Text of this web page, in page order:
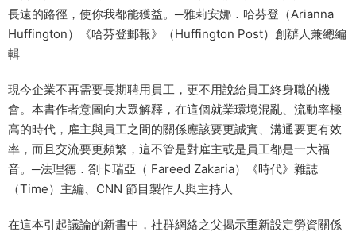
長遠的路徑，使你我都能獲益。─雅莉安娜．哈芬登（Arianna
Huffington）《哈芬登郵報》（Huffington Post）創辦人兼總編
輯
現今企業不再需要長期聘用員工，更不用說給員工終身職的機
會。本書作者意圖向大眾解釋，在這個就業環境混亂、流動率極
高的時代，雇主與員工之間的關係應該要更誠實、溝通要更有效
率，而且交流要更頻繁，這不管是對雇主或是員工都是一大福
音。─法理德．劄卡瑞亞（ Fareed Zakaria）《時代》雜誌
（Time）主編、CNN 節目製作人與主持人
在這本引起議論的新書中，社群網絡之父揭示重新設定勞資關係